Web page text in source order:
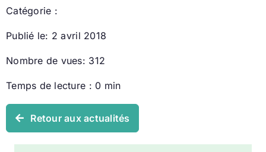
Catégorie :
Publié le: 2 avril 2018
Nombre de vues: 312
Temps de lecture : 0 min
Retour aux actualités